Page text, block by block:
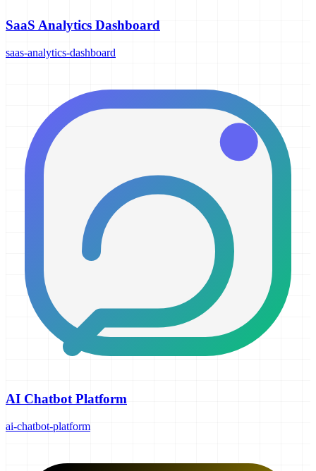
SaaS Analytics Dashboard
saas-analytics-dashboard
AI Chatbot Platform
ai-chatbot-platform